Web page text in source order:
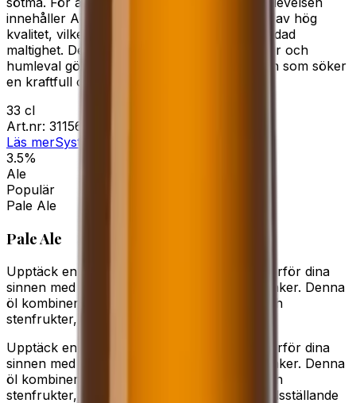
innehåller Ahlafors Jubileums IPA kornmalt av hög
kvalitet, vilket ger en fyllig kropp och en rundad
maltighet. Denna kombination av ingredienser och
humleval gör att ölen passar utmärkt för den som söker
en kraftfull och smakrik IPA.
33 cl
Art.nr: 31156-03
Läs merSystembolaget
3.5%
Ale
Populär
Pale Ale
Pale Ale
Upptäck en välbalanserad och ljus öl som förför dina
sinnen med sin behagliga beska och rika smaker. Denna
öl kombinerar subtila inslag av bär, citrus och
stenfrukter, vilket…
Upptäck en välbalanserad och ljus öl som förför dina
sinnen med sin behagliga beska och rika smaker. Denna
öl kombinerar subtila inslag av bär, citrus och
stenfrukter, vilket ger en komplex och tillfredsställande